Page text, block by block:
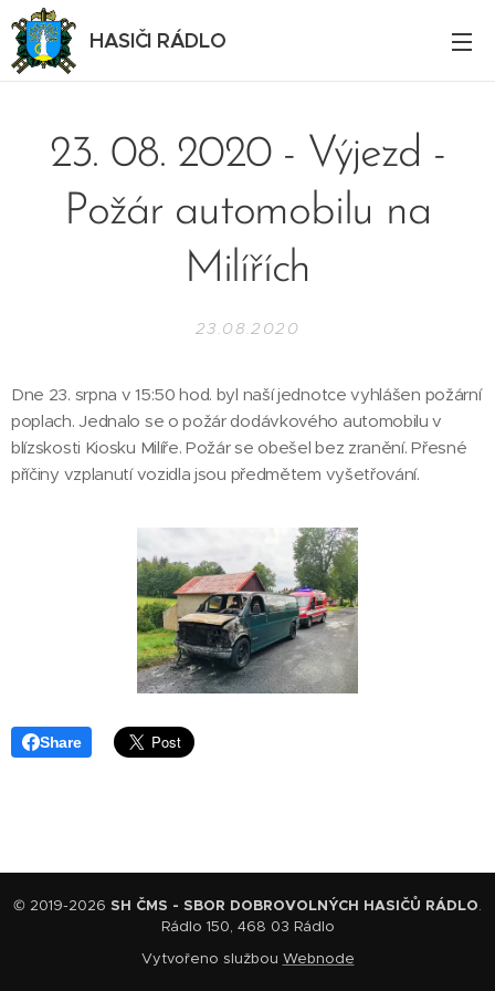
HASIČI RÁDLO
23. 08. 2020 - Výjezd -
Požár automobilu na
Milířích
23.08.2020
Dne 23. srpna v 15:50 hod. byl naší jednotce vyhlášen požární
poplach. Jednalo se o požár dodávkového automobilu v
blízskosti Kiosku Milíře. Požár se obešel bez zranění. Přesné
příčiny vzplanutí vozidla jsou předmětem vyšetřování.
Share
© 2019-2026 SH ČMS - SBOR DOBROVOLNÝCH HASIČŮ RÁDLO.
Rádlo 150, 468 03 Rádlo
Vytvořeno službou Webnode